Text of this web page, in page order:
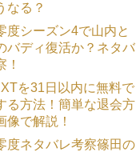
なる？
度シーズン4で山内と
バディ復活か？ネタバ
！
を31日以内に無料で
る方法！簡単な退会方
像で解説！
度ネタバレ考察篠田の